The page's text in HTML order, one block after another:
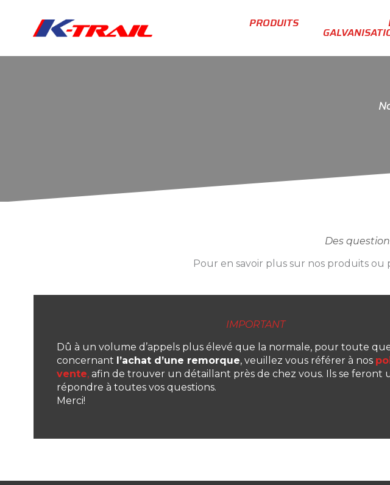
contenu
PRODUITS
Des
Pour en savoir plus sur nos produits
IMPORTANT
Dû à un volume d’appels plus élevé que la normale, pour toute
concernant l’achat d’une remorque, veuillez vous référer à nos
vente, afin de trouver un détaillant près de chez vous. Ils se feront
répondre à toutes vos questions.
Merci!